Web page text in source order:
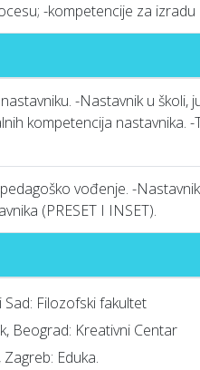
-kompetencije za izradu
-Nastavnik u
kompetencija nastavnika.
vođenje. -
(PRESET I INSET).
Filozofski fakultet
Beograd: Kreativni Centar
Eduka.